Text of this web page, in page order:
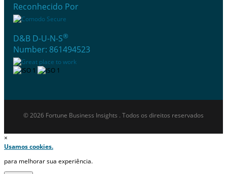
Reconhecido Por
D&B D-U-N-S®
Number: 861494523
© 2026 Fortune Business Insights . Todos os direitos reservados
×
Usamos cookies.
para melhorar sua experiência.